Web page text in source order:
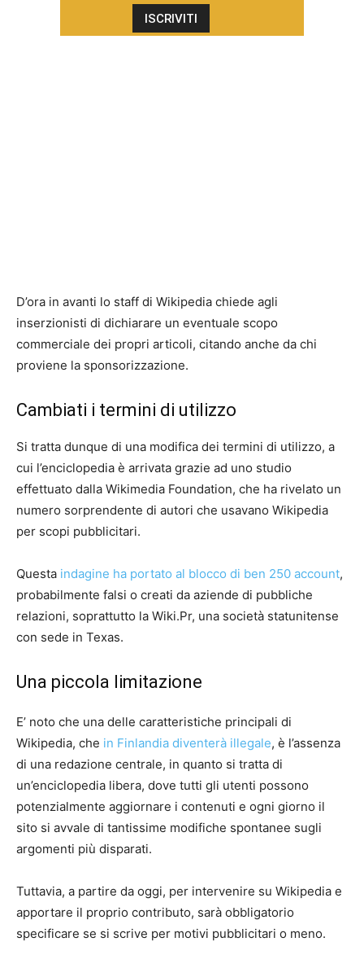
D’ora in avanti lo staff di Wikipedia chiede agli
inserzionisti di dichiarare un eventuale scopo
commerciale dei propri articoli, citando anche da chi
proviene la sponsorizzazione.
Cambiati i termini di utilizzo
Si tratta dunque di una modifica dei termini di utilizzo, a
cui l’enciclopedia è arrivata grazie ad uno studio
effettuato dalla Wikimedia Foundation, che ha rivelato un
numero sorprendente di autori che usavano Wikipedia
per scopi pubblicitari.
Questa indagine ha portato al blocco di ben 250 account,
probabilmente falsi o creati da aziende di pubbliche
relazioni, soprattutto la Wiki.Pr, una società statunitense
con sede in Texas.
Una piccola limitazione
E’ noto che una delle caratteristiche principali di
Wikipedia, che in Finlandia diventerà illegale, è l’assenza
di una redazione centrale, in quanto si tratta di
un’enciclopedia libera, dove tutti gli utenti possono
potenzialmente aggiornare i contenuti e ogni giorno il
sito si avvale di tantissime modifiche spontanee sugli
argomenti più disparati.
Tuttavia, a partire da oggi, per intervenire su Wikipedia e
apportare il proprio contributo, sarà obbligatorio
specificare se si scrive per motivi pubblicitari o meno.